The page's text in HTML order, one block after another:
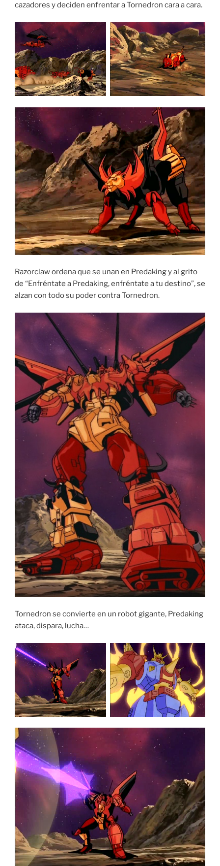
cazadores y deciden enfrentar a Tornedron cara a cara.
Razorclaw ordena que se unan en Predaking y al grito
de “Enfréntate a Predaking, enfréntate a tu destino”, se
alzan con todo su poder contra Tornedron.
Tornedron se convierte en un robot gigante, Predaking
ataca, dispara, lucha…